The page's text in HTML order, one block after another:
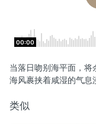
00:00
当落日吻别海平面，将
海风裹挟着咸湿的气
是脚步与浪花的和鸣，
类似